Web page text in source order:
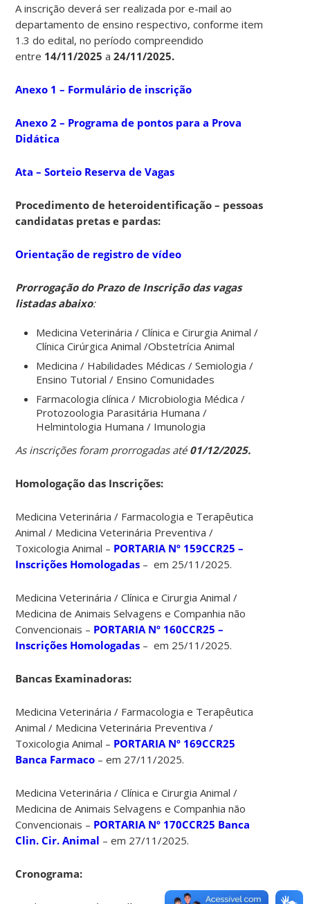
A inscrição deverá ser realizada por e-mail ao
departamento de ensino respectivo, conforme item
1.3 do edital, no período compreendido
entre 14/11/2025 a24/11/2025.
Anexo 1 – Formulário de inscrição
Anexo 2 – Programa de pontos para a Prova
Didática
Ata – Sorteio Reserva de Vagas
Procedimento de heteroidentificação – pessoas
candidatas pretas e pardas:
Orientação de registro de vídeo
Prorrogação do Prazo de Inscrição das vagas
listadas abaixo:
Medicina Veterinária / Clínica e Cirurgia Animal /
Clínica Cirúrgica Animal /Obstetrícia Animal
Medicina / Habilidades Médicas / Semiologia /
Ensino Tutorial / Ensino Comunidades
Farmacologia clínica / Microbiologia Médica /
Protozoologia Parasitária Humana /
Helmintologia Humana / Imunologia
As inscrições foram prorrogadas até 01/12/2025.
Homologação das Inscrições:
Medicina Veterinária / Farmacologia e Terapêutica
Animal / Medicina Veterinária Preventiva /
Toxicologia Animal – PORTARIA Nº 159CCR25 –
Inscrições Homologadas – em 25/11/2025.
Medicina Veterinária / Clínica e Cirurgia Animal /
Medicina de Animais Selvagens e Companhia não
Convencionais – PORTARIA Nº 160CCR25 –
Inscrições Homologadas – em 25/11/2025.
Bancas Examinadoras:
Medicina Veterinária / Farmacologia e Terapêutica
Animal / Medicina Veterinária Preventiva /
Toxicologia Animal – PORTARIA Nº 169CCR25
Banca Farmaco – em 27/11/2025.
Medicina Veterinária / Clínica e Cirurgia Animal /
Medicina de Animais Selvagens e Companhia não
Convencionais – PORTARIA Nº 170CCR25 Banca
Clin. Cir. Animal – em 27/11/2025.
Cronograma: